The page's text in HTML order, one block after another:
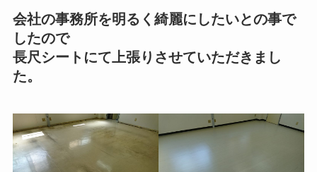
会社の事務所を明るく綺麗にしたいとの事で
したので
長尺シートにて上張りさせていただきまし
た。